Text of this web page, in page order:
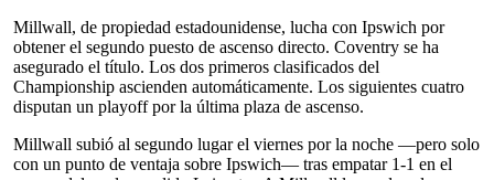
Millwall, de propiedad estadounidense, lucha con Ipswich por
obtener el segundo puesto de ascenso directo. Coventry se ha
asegurado el título. Los dos primeros clasificados del
Championship ascienden automáticamente. Los siguientes cuatro
disputan un playoff por la última plaza de ascenso.
Millwall subió al segundo lugar el viernes por la noche —pero solo
con un punto de ventaja sobre Ipswich— tras empatar 1-1 en el